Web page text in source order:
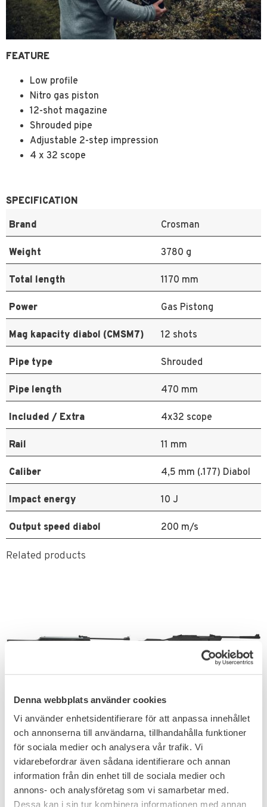
Denna webbplats använder cookies
Vi använder enhetsidentifierare för att anpassa innehållet
och annonserna till användarna, tillhandahålla funktioner
för sociala medier och analysera vår trafik. Vi
vidarebefordrar även sådana identifierare och annan
information från din enhet till de sociala medier och
annons- och analysföretag som vi samarbetar med.
Dessa kan i sin tur kombinera informationen med annan
FEATURE
Low profile
Nitro gas piston
12-shot magazine
Shrouded pipe
Adjustable 2-step impression
4 x 32 scope
SPECIFICATION
Brand
Crosman
Weight 3780 g
Total length 1170 mm
Power Gas Pistong
Mag kapacity diabol (CMSM7) 12 shots
Pipe type Shrouded
Pipe length 470 mm
Included / Extra 4x32 scope
Rail 11 mm
Caliber 4,5 mm (.177) Diabol
Impact energy 10 J
Output speed diabol 200 m/s
Related products
Add to favorites
Artemis B11P 4,5mm
10J
Fjäderdrivning & kompositstock
med tumhål.
1 596
Add to favorites
Hatsan Airtact PD
Luftgevär 10J
Lätt & smidigt luftgevär med
tumhålskolv.
1 276